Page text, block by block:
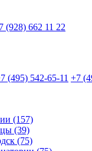
(928) 662 11 22
(495) 542-65-11 +7
(157)
(39)
(75)